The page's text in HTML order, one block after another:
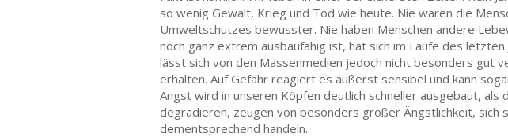
so wenig Gewalt, Krieg und Tod wie heute. Nie waren die
Umweltschutzes bewusster. Nie haben Menschen andere
noch ganz extrem ausbaufähig ist, hat sich im Laufe des
lässt sich von den Massenmedien jedoch nicht besonders gut
erhalten. Auf Gefahr reagiert es äußerst sensibel und kann
Angst wird in unseren Köpfen deutlich schneller ausgebaut,
degradieren, zeugen von besonders großer Ängstlichkeit,
dementsprechend handeln.